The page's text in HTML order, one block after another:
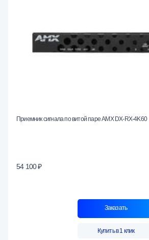
Приемник сигнала по витой паре AMX DX-RX-4K60
54 100 ₽
Заказать
Купить в 1 клик